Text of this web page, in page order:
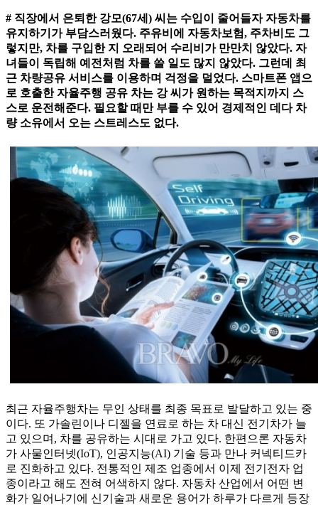
# 직장에서 은퇴한 강모(67세) 씨는 수입이 줄어들자 자동차를
유지하기가 부담스러웠다. 주유비에 자동차보험, 주차비도 그
렇지만, 차를 구입한 지 오래되어 수리비가 만만치 않았다. 자
녀들이 독립해 예전처럼 차를 쓸 일도 많지 않았다. 그런데 최
근 차량공유 서비스를 이용하며 걱정을 덜었다. 스마트폰 앱으
로 호출한 자율주행 공유 차는 강 씨가 원하는 목적지까지 스
스로 운전해준다. 필요할 때만 부를 수 있어 경제적인 데다 차
량 소유에서 오는 스트레스도 없다.
최근 자율주행차는 무인 상태를 최종 목표로 발달하고 있는 중
이다. 또 가솔린이나 디젤을 연료로 하는 차 대신 전기차가 늘
고 있으며, 차를 공유하는 시대로 가고 있다. 한편으론 자동차
가 사물인터넷(IoT), 인공지능(AI) 기술 등과 만나 커넥티드카
로 진화하고 있다. 전통적인 제조 업종에서 이제 전기전자 업
종이라고 해도 전혀 어색하지 않다. 자동차 산업에서 어떤 변
화가 일어나기에 신기술과 새로운 용어가 하루가 다르게 등장